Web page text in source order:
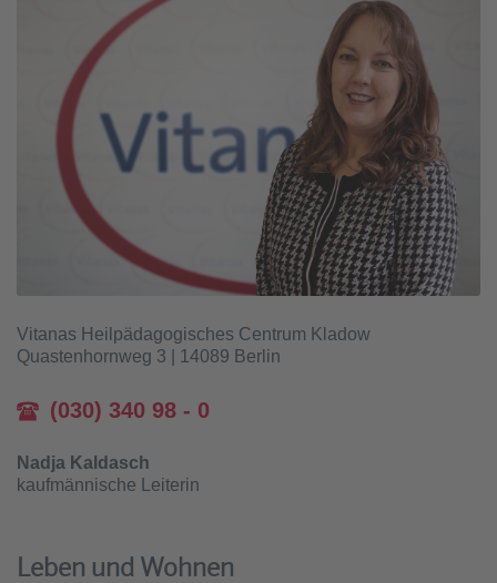
Vitanas Heilpädagogisches Centrum Kladow
Quastenhornweg 3 | 14089 Berlin
(030) 340 98 - 0
Nadja Kaldasch
kaufmännische Leiterin
Leben und Wohnen